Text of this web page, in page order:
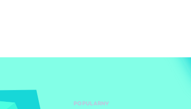
POPULARNY